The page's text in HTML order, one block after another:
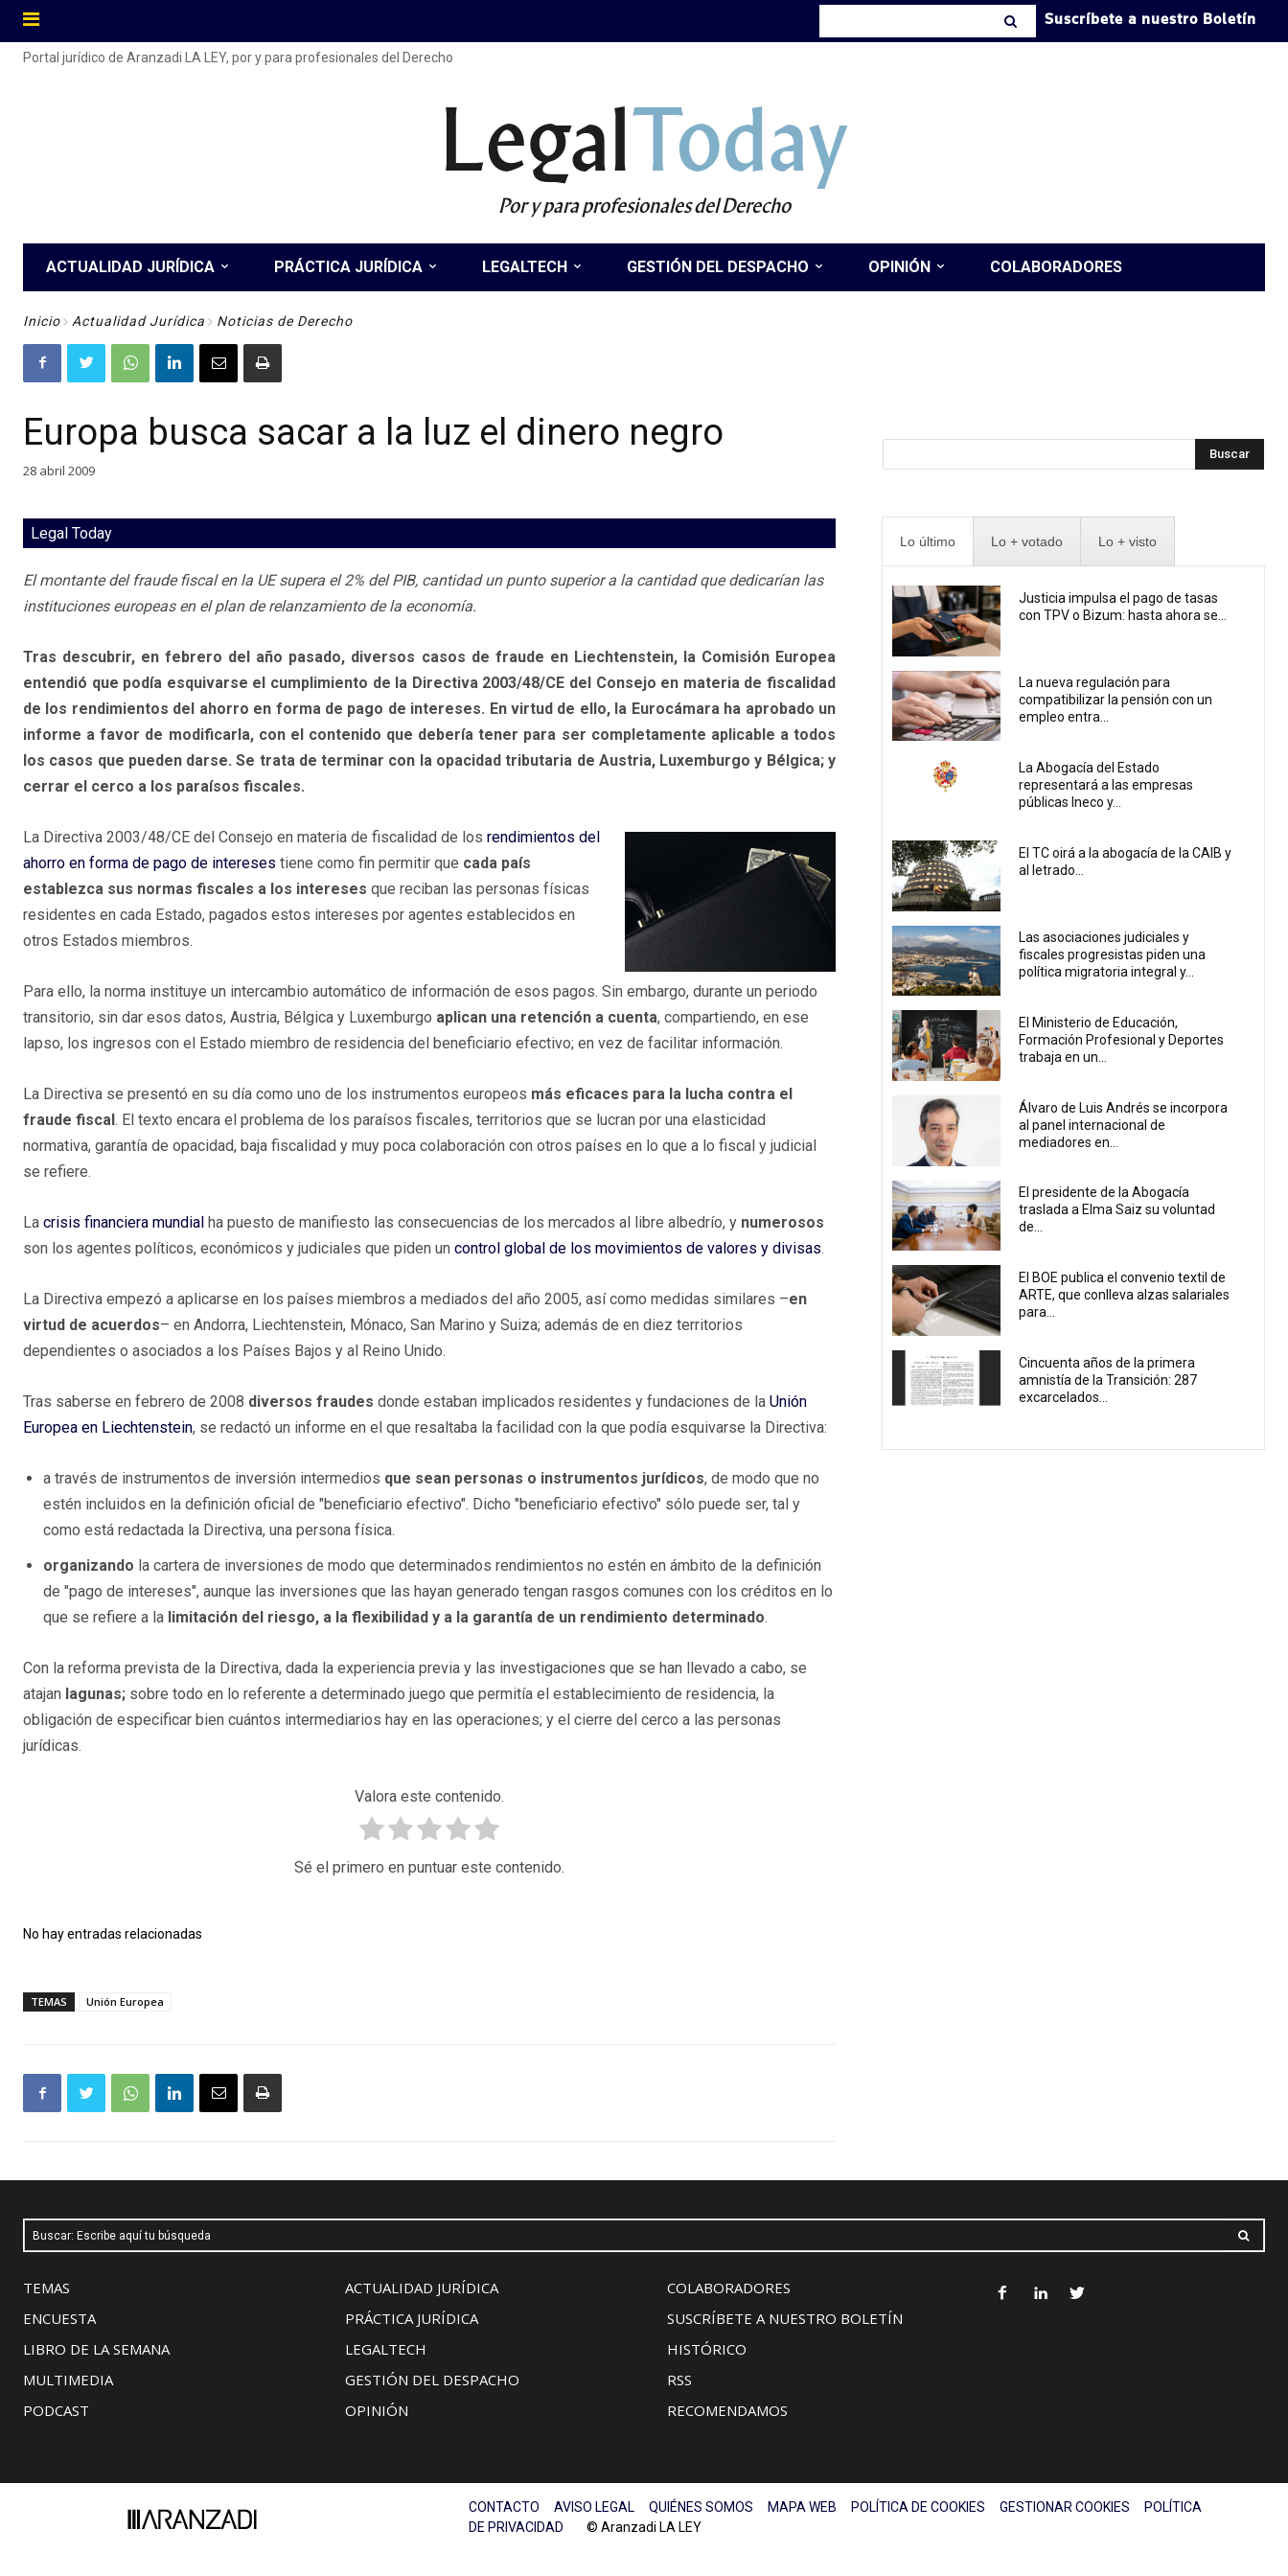
Suscríbete a nuestro Boletín
Portal jurídico de Aranzadi LA LEY, por y para profesionales del Derecho
LegalToday
Por y para profesionales del Derecho
ACTUALIDAD JURÍDICA PRÁCTICA JURÍDICA LEGALTECH GESTIÓN DEL DESPACHO OPINIÓN COLABORADORES
Inicio Actualidad Jurídica Noticias de Derecho
Europa busca sacar a la luz el dinero negro
28 abril 2009
Legal Today
El montante del fraude fiscal en la UE supera el 2% del PIB, cantidad un punto superior a la cantidad que dedicarían las
instituciones europeas en el plan de relanzamiento de la economía.
Tras descubrir, en febrero del año pasado, diversos casos de fraude en Liechtenstein, la Comisión Europea
entendió que podía esquivarse el cumplimiento de la Directiva 2003/48/CE del Consejo en materia de fiscalidad
de los rendimientos del ahorro en forma de pago de intereses. En virtud de ello, la Eurocámara ha aprobado un
informe a favor de modificarla, con el contenido que debería tener para ser completamente aplicable a todos
los casos que pueden darse. Se trata de terminar con la opacidad tributaria de Austria, Luxemburgo y Bélgica; y
cerrar el cerco a los paraísos fiscales.
La Directiva 2003/48/CE del Consejo en materia de fiscalidad de los rendimientos del
ahorro en forma de pago de intereses tiene como fin permitir que cada país
establezca sus normas fiscales a los intereses que reciban las personas físicas
residentes en cada Estado, pagados estos intereses por agentes establecidos en
otros Estados miembros.
Para ello, la norma instituye un intercambio automático de información de esos pagos. Sin embargo, durante un periodo
transitorio, sin dar esos datos, Austria, Bélgica y Luxemburgo aplican una retención a cuenta, compartiendo, en ese
lapso, los ingresos con el Estado miembro de residencia del beneficiario efectivo; en vez de facilitar información.
La Directiva se presentó en su día como uno de los instrumentos europeos más eficaces para la lucha contra el
fraude fiscal . El texto encara el problema de los paraísos fiscales, territorios que se lucran por una elasticidad
normativa, garantía de opacidad, baja fiscalidad y muy poca colaboración con otros países en lo que a lo fiscal y judicial
se refiere.
La crisis financiera mundial ha puesto de manifiesto las consecuencias de los mercados al libre albedrío, y numerosos
son los agentes políticos, económicos y judiciales que piden un control global de los movimientos de valores y divisas.
La Directiva empezó a aplicarse en los países miembros a mediados del año 2005, así como medidas similares –en
virtud de acuerdos– en Andorra, Liechtenstein, Mónaco, San Marino y Suiza; además de en diez territorios
dependientes o asociados a los Países Bajos y al Reino Unido.
Tras saberse en febrero de 2008 diversos fraudes donde estaban implicados residentes y fundaciones de la Unión
Europea en Liechtenstein, se redactó un informe en el que resaltaba la facilidad con la que podía esquivarse la Directiva:
a través de instrumentos de inversión intermedios que sean personas o instrumentos jurídicos, de modo que no
estén incluidos en la definición oficial de "beneficiario efectivo". Dicho "beneficiario efectivo" sólo puede ser, tal y
como está redactada la Directiva, una persona física.
organizando la cartera de inversiones de modo que determinados rendimientos no estén en ámbito de la definición
de "pago de intereses", aunque las inversiones que las hayan generado tengan rasgos comunes con los créditos en lo
que se refiere a la limitación del riesgo, a la flexibilidad y a la garantía de un rendimiento determinado.
Con la reforma prevista de la Directiva, dada la experiencia previa y las investigaciones que se han llevado a cabo, se
atajan lagunas; sobre todo en lo referente a determinado juego que permitía el establecimiento de residencia, la
obligación de especificar bien cuántos intermediarios hay en las operaciones; y el cierre del cerco a las personas
jurídicas.
Valora este contenido.
Sé el primero en puntuar este contenido.
No hay entradas relacionadas
TEMAS Unión Europea
Buscar
Lo último Lo + votado Lo + visto
Justicia impulsa el pago de tasas
con TPV o Bizum: hasta ahora se...
La nueva regulación para
compatibilizar la pensión con un
empleo entra...
La Abogacía del Estado
representará a las empresas
públicas Ineco y...
El TC oirá a la abogacía de la CAIB y
al letrado...
Las asociaciones judiciales y
fiscales progresistas piden una
política migratoria integral y...
El Ministerio de Educación,
Formación Profesional y Deportes
trabaja en un...
Álvaro de Luis Andrés se incorpora
al panel internacional de
mediadores en...
El presidente de la Abogacía
traslada a Elma Saiz su voluntad
de...
El BOE publica el convenio textil de
ARTE, que conlleva alzas salariales
para...
Cincuenta años de la primera
amnistía de la Transición: 287
excarcelados...
Buscar: Escribe aquí tu búsqueda
TEMAS
ENCUESTA
LIBRO DE LA SEMANA
MULTIMEDIA
PODCAST
ACTUALIDAD JURÍDICA
PRÁCTICA JURÍDICA
LEGALTECH
GESTIÓN DEL DESPACHO
OPINIÓN
COLABORADORES
SUSCRÍBETE A NUESTRO BOLETÍN
HISTÓRICO
RSS
RECOMENDAMOS
CONTACTO AVISO LEGAL QUIÉNES SOMOS MAPA WEB POLÍTICA DE COOKIES GESTIONAR COOKIES
POLÍTICA
DE PRIVACIDAD © Aranzadi LA LEY